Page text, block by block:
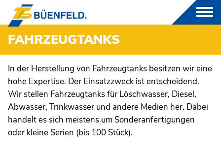
PRODUKTE
GFK
FORMTEILE
FAHRZEUGTANKS
In der Herstellung von Fahrzeugtanks besitzen wir eine
hohe Expertise. Der Einsatzzweck ist entscheidend.
Wir stellen Fahrzeugtanks für Löschwasser, Diesel,
Abwasser, Trinkwasser und andere Medien her. Dabei
handelt es sich meistens um Sonderanfertigungen
oder kleine Serien (bis 100 Stück).